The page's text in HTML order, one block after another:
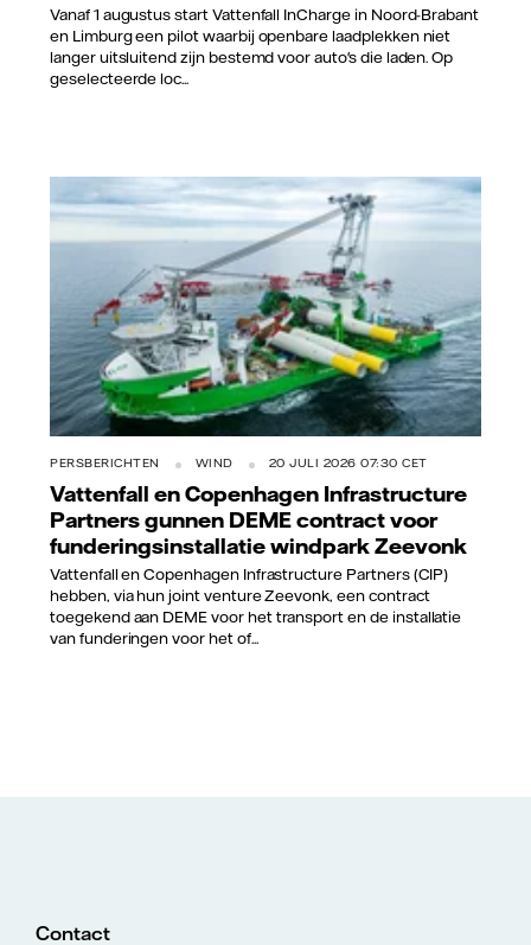
Vanaf 1 augustus start Vattenfall InCharge in Noord-Brabant
en Limburg een pilot waarbij openbare laadplekken niet
langer uitsluitend zijn bestemd voor auto's die laden. Op
geselecteerde loc...
PERSBERICHTEN WIND 20 JULI 2026 07:30 CET
Vattenfall en Copenhagen Infrastructure
Partners gunnen DEME contract voor
funderingsinstallatie windpark Zeevonk
Vattenfall en Copenhagen Infrastructure Partners (CIP)
hebben, via hun joint venture Zeevonk, een contract
toegekend aan DEME voor het transport en de installatie
van funderingen voor het of...
Contact